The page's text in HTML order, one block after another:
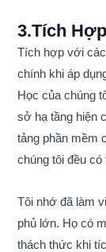
3.Tích
Tích hợp với
chính khi áp
Học của chúng
sở hạ tầng hiện
tảng phần mềm
chúng tôi đều có
Tôi nhớ đã làm
phủ lớn. Họ có
thách thức khi